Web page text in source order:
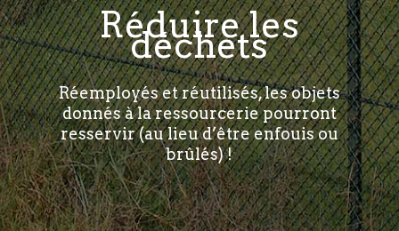
Réduire les
déchets
Réemployés et réutilisés, les objets
donnés à la ressourcerie pourront
resservir (au lieu d’être enfouis ou
brûlés) !